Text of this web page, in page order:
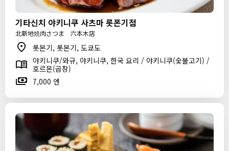
기타신치 야키니쿠 사츠마 롯폰기점
北新地焼肉さつま 六本木店
롯본기, 롯본기, 도쿄도
야키니쿠/와규, 야키니쿠, 한국 요리 / 야키니쿠(숯불고기) /
호르몬(곱창)
7,000 엔